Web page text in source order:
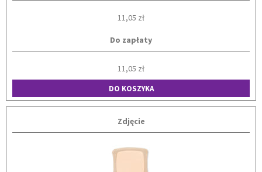
11,05 zł
Do zapłaty
11,05 zł
DO KOSZYKA
Zdjęcie